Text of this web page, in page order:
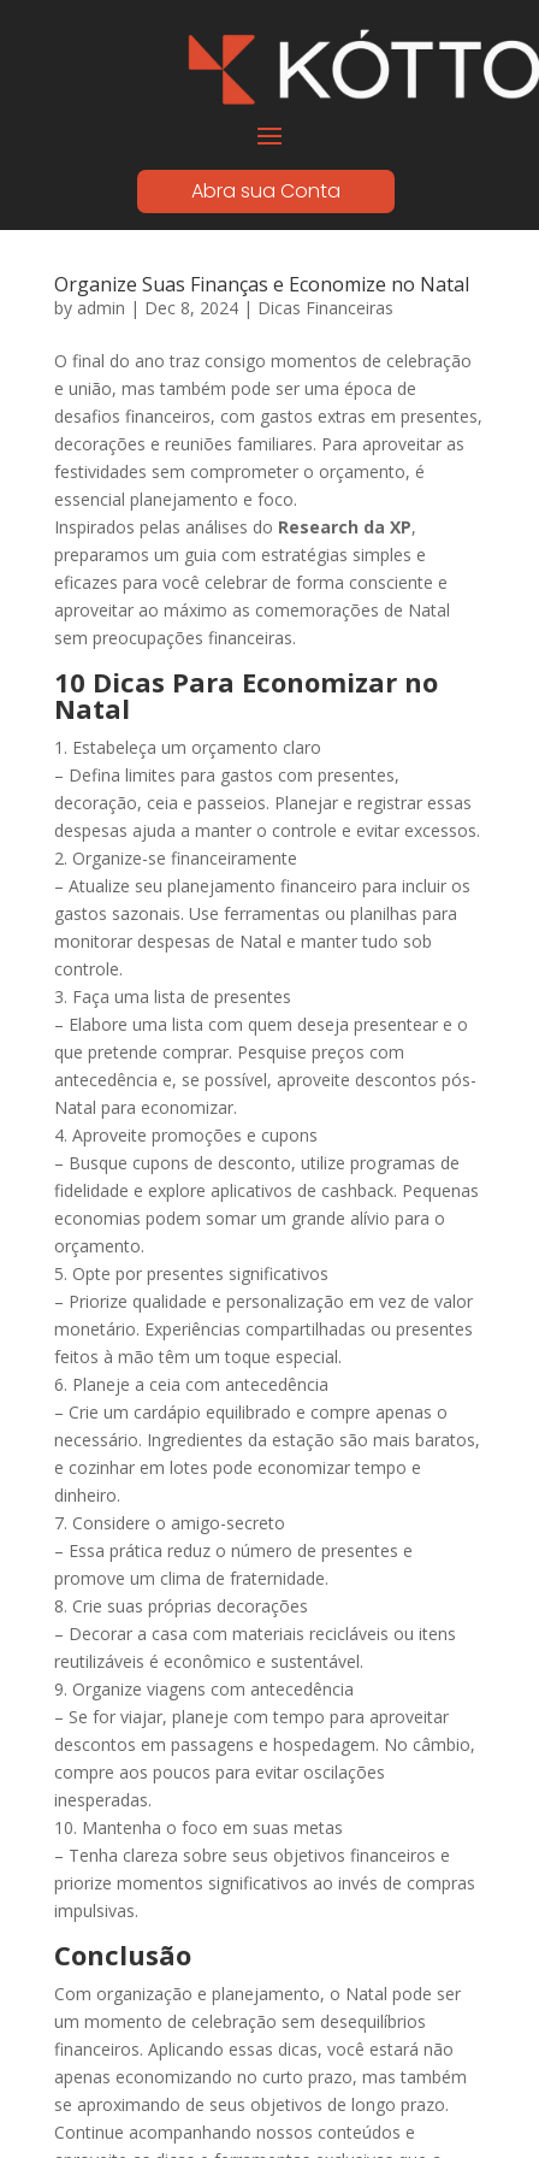
Abra sua Conta
Organize Suas Finanças e Economize no Natal
by admin | Dec 8, 2024| Dicas Financeiras
O final do ano traz consigo momentos de celebração
e união, mas também pode ser uma época de
desafios financeiros, com gastos extras em presentes,
decorações e reuniões familiares. Para aproveitar as
festividades sem comprometer o orçamento, é
essencial planejamento e foco.
Inspirados pelas análises do Research da XP,
preparamos um guia com estratégias simples e
eficazes para você celebrar de forma consciente e
aproveitar ao máximo as comemorações de Natal
sem preocupações financeiras.
10 Dicas Para Economizar no
Natal
1. Estabeleça um orçamento claro
– Defina limites para gastos com presentes,
decoração, ceia e passeios. Planejar e registrar essas
despesas ajuda a manter o controle e evitar excessos.
2. Organize-se financeiramente
– Atualize seu planejamento financeiro para incluir os
gastos sazonais. Use ferramentas ou planilhas para
monitorar despesas de Natal e manter tudo sob
controle.
3. Faça uma lista de presentes
– Elabore uma lista com quem deseja presentear e o
que pretende comprar. Pesquise preços com
antecedência e, se possível, aproveite descontos pós-
Natal para economizar.
4. Aproveite promoções e cupons
– Busque cupons de desconto, utilize programas de
fidelidade e explore aplicativos de cashback. Pequenas
economias podem somar um grande alívio para o
orçamento.
5. Opte por presentes significativos
– Priorize qualidade e personalização em vez de valor
monetário. Experiências compartilhadas ou presentes
feitos à mão têm um toque especial.
6. Planeje a ceia com antecedência
– Crie um cardápio equilibrado e compre apenas o
necessário. Ingredientes da estação são mais baratos,
e cozinhar em lotes pode economizar tempo e
dinheiro.
7. Considere o amigo-secreto
– Essa prática reduz o número de presentes e
promove um clima de fraternidade.
8. Crie suas próprias decorações
– Decorar a casa com materiais recicláveis ou itens
reutilizáveis é econômico e sustentável.
9. Organize viagens com antecedência
– Se for viajar, planeje com tempo para aproveitar
descontos em passagens e hospedagem. No câmbio,
compre aos poucos para evitar oscilações
inesperadas.
10. Mantenha o foco em suas metas
– Tenha clareza sobre seus objetivos financeiros e
priorize momentos significativos ao invés de compras
impulsivas.
Conclusão
Com organização e planejamento, o Natal pode ser
um momento de celebração sem desequilíbrios
financeiros. Aplicando essas dicas, você estará não
apenas economizando no curto prazo, mas também
se aproximando de seus objetivos de longo prazo.
Continue acompanhando nossos conteúdos e